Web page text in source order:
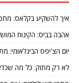
איך להשקיע בקלאס:
אהבה בביס: הקינוח
יום הצ'יפס הבינלאומי:
לא רק מתוק: כל מה